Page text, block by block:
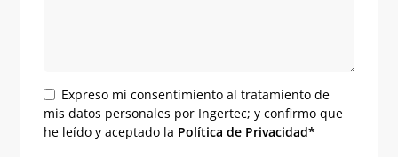
Expreso mi consentimiento al tratamiento de
mis datos personales por Ingertec; y confirmo que
he leído y aceptado la Política de Privacidad*